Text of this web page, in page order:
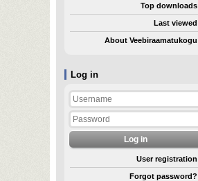
Log in
User registration
Forgot password?
Top downloads
Last viewed
About Veebiraamatukogu